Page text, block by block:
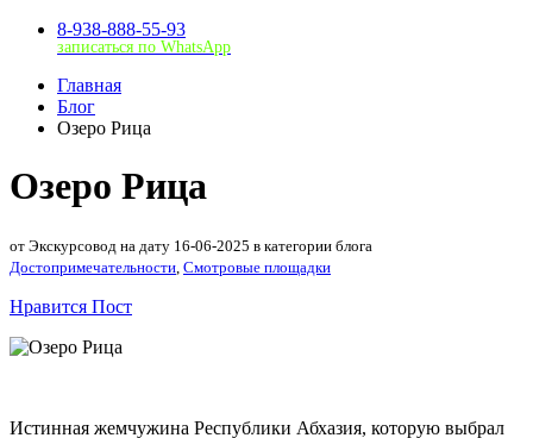
8-938-888-55-93
записаться по WhatsApp
Главная
Блог
Озеро Рица
Озеро Рица
от Экскурсовод на дату 16-06-2025 в категории блога
Достопримечательности Смотровые площадки
Нравится Пост
Истинная жемчужина Республики Абхазия, которую выбрал